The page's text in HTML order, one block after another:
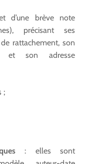
d’une brève note
précisant ses
rattachement, son
et son adresse
;
: elles sont